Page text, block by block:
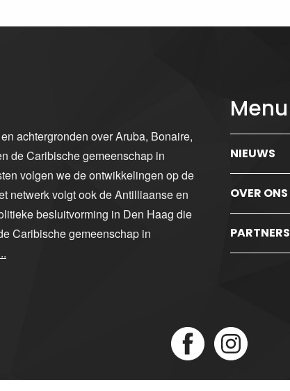
achtergronden over Aruba, Bonaire,
de Caribische gemeenschap in
volgen we de ontwikkelingen op de
netwerk volgt ook de Antilliaanse en
besluitvorming in Den Haag die
Caribische gemeenschap in
Menu
NIEUWS
OVER ONS
PARTNERS